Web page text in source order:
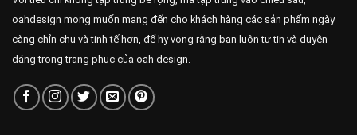
oahdesign mong muốn mang đến cho khách hàng các sản phẩm ngày
càng chỉn chu và tinh tế hơn, để hy vọng rằng bạn luôn tự tin và duyên
dáng trong trang phục của oah design.